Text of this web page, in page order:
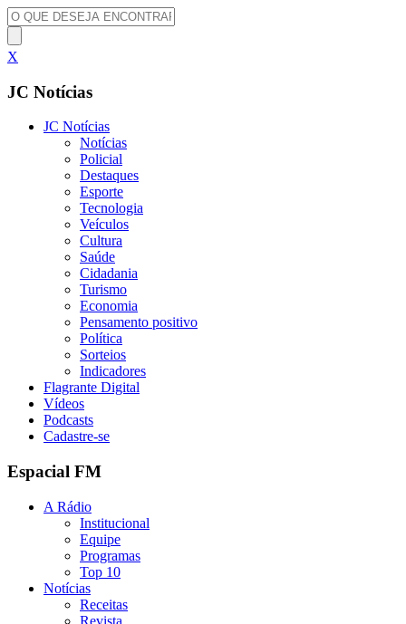
X
JC Notícias
JC Notícias
Notícias
Policial
Destaques
Esporte
Tecnologia
Veículos
Cultura
Saúde
Cidadania
Turismo
Economia
Pensamento positivo
Política
Sorteios
Indicadores
Flagrante Digital
Vídeos
Podcasts
Cadastre-se
Espacial FM
A Rádio
Institucional
Equipe
Programas
Top 10
Notícias
Receitas
Revista